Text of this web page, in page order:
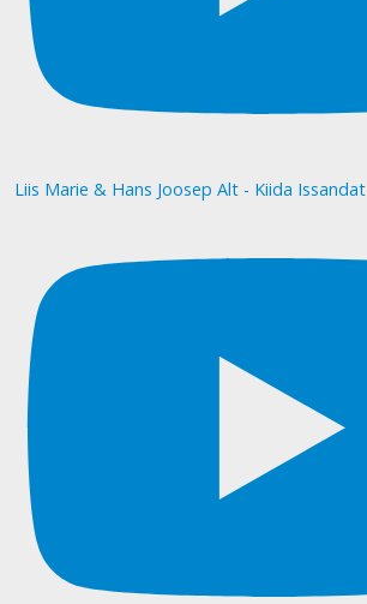
Liis Marie & Hans Joosep Alt - Kiida Issandat